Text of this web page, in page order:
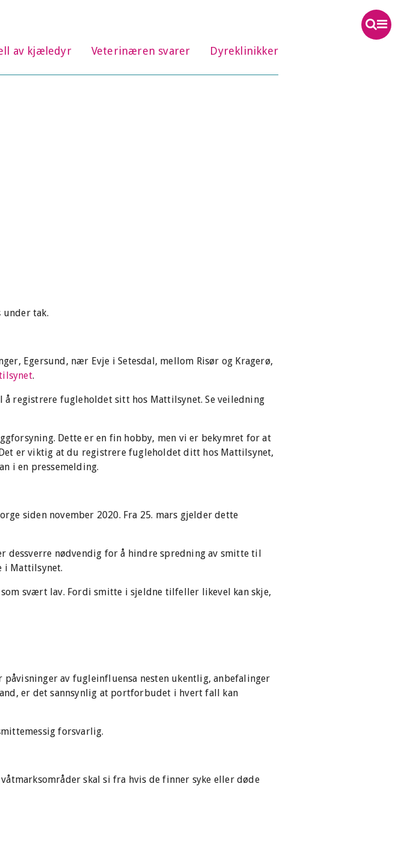
av kjæledyr Veterinæren svarer Dyreklinikker
tak.
Egersund, nær Evje i Setesdal, mellom Risør og Kragerø,
.
registrere fugleholdet sitt hos Mattilsynet. Se veiledning
Dette er en fin hobby, men vi er bekymret for at
er viktig at du registrere fugleholdet ditt hos Mattilsynet,
i en pressemelding.
siden november 2020. Fra 25. mars gjelder dette
dessverre nødvendig for å hindre spredning av smitte til
i Mattilsynet.
svært lav. Fordi smitte i sjeldne tilfeller likevel kan skje,
av fugleinfluensa nesten ukentlig, anbefalinger
er det sannsynlig at portforbudet i hvert fall kan
forsvarlig.
skal si fra hvis de finner syke eller døde